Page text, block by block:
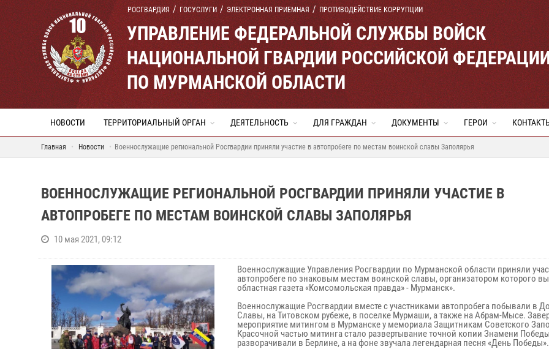
РОСГВАРДИЯ ГОСУСЛУГИ ЭЛЕКТРОННАЯ ПРИЕМНАЯ ПРОТИВОДЕЙСТВИЕ КОРРУПЦИИ
УПРАВЛЕНИЕ ФЕДЕРАЛЬНОЙ СЛУЖБЫ ВОЙСК
НАЦИОНАЛЬНОЙ ГВАРДИИ РОССИЙСКОЙ
ПО МУРМАНСКОЙ ОБЛАСТИ
НОВОСТИ ТЕРРИТОРИАЛЬНЫЙ ОРГАН ДЕЯТЕЛЬНОСТЬ ДЛЯ ГРАЖДАН ДОКУМЕНТЫ ГЕРОИ
Главная Новости Военнослужащие региональной Росгвардии приняли участие в автопробеге по местам воинской славы Заполярья
ВОЕННОСЛУЖАЩИЕ РЕГИОНАЛЬНОЙ РОСГВАРДИИ ПРИНЯЛИ УЧАСТИЕ В
АВТОПРОБЕГЕ ПО МЕСТАМ ВОИНСКОЙ СЛАВЫ ЗАПОЛЯРЬЯ
10 мая 2021, 09:12
Военнослужащие Управления Росгвардии по Мурманской области приняли
автопробеге по знаковым местам воинской славы, организатором которого
областная газета «Комсомольская правда» - Мурманск».
Военнослужащие Росгвардии вместе с участниками автопробега побывали в
Славы, на Титовском рубеже, в поселке Мурмаши, а также на Абрам-Мысе.
мероприятие митингом в Мурманске у мемориала Защитникам Советского
Красочной частью митинга стало развертывание точной копии Знамени
разворачивали в Берлине, а на фоне звучала легендарная песня «День Победы».